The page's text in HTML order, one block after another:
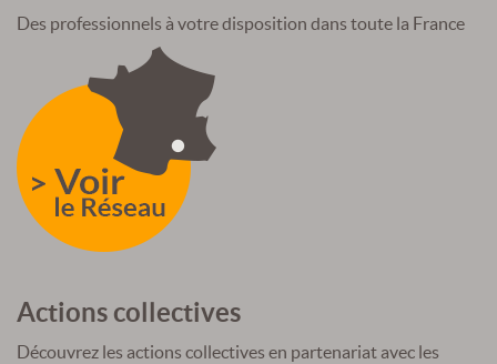
Des professionnels à votre disposition dans toute la France
Actions collectives
Découvrez les actions collectives en partenariat avec les